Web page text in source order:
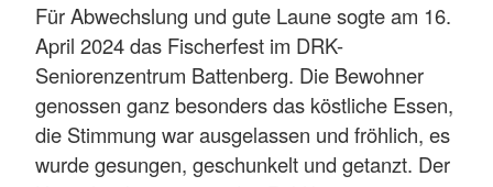
Für Abwechslung und gute Laune sogte am 16.
April 2024 das Fischerfest im DRK-
Seniorenzentrum Battenberg. Die Bewohner
genossen ganz besonders das köstliche Essen,
die Stimmung war ausgelassen und fröhlich, es
wurde gesungen, geschunkelt und getanzt. Der